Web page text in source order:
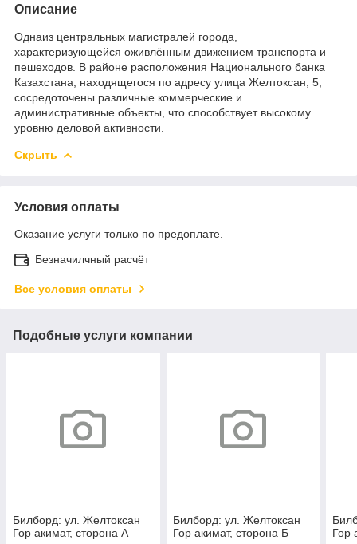
Описание
Однаиз центральных магистралей города,
характеризующейся оживлённым движением транспорта и
пешеходов. В районе расположения Национального банка
Казахстана, находящегося по адресу улица Желтоксан, 5,
сосредоточены различные коммерческие и
административные объекты, что способствует высокому
уровню деловой активности.
Скрыть
Условия оплаты
Оказание услуги только по предоплате.
Безначилчный расчёт
Все условия оплаты
Подобные услуги компании
Билборд: ул. Желтоксан
Гор акимат, сторона А
Билборд: ул. Желтоксан
Гор акимат, сторона Б
Гор